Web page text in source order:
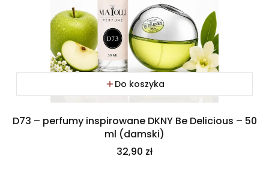
Do koszyka
D73 – perfumy inspirowane DKNY Be Delicious – 50
ml (damski)
Cena
32,90 zł